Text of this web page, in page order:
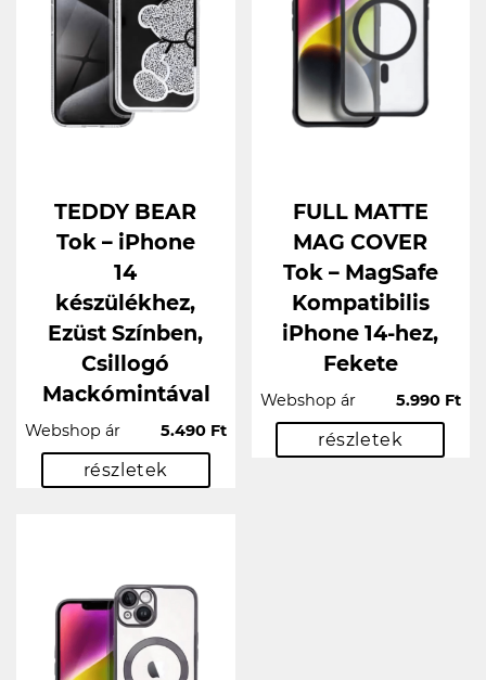
TEDDY BEAR
Tok – iPhone
14
készülékhez,
Ezüst Színben,
Csillogó
Mackómintával
Webshop ár 5.490 Ft
részletek
FULL MATTE
MAG COVER
Tok – MagSafe
Kompatibilis
iPhone 14-hez,
Fekete
Webshop ár 5.990 Ft
részletek